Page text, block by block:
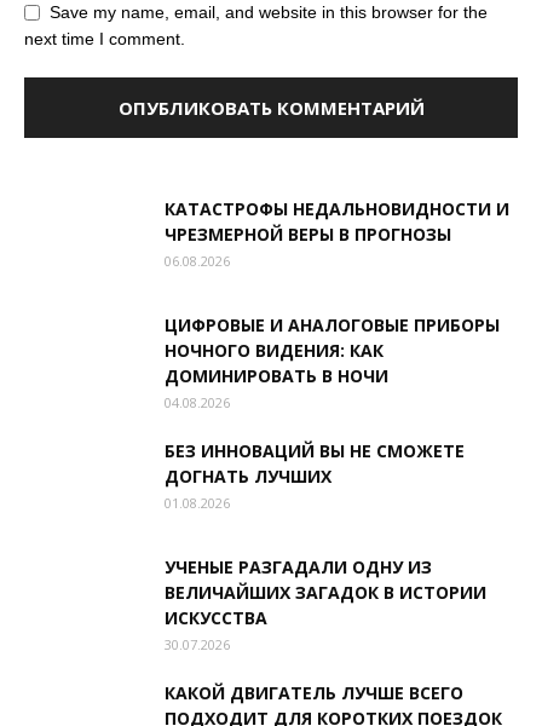
Save my name, email, and website in this browser for the
next time I comment.
КАТАСТРОФЫ НЕДАЛЬНОВИДНОСТИ И
ЧРЕЗМЕРНОЙ ВЕРЫ В ПРОГНОЗЫ
06.08.2026
ЦИФРОВЫЕ И АНАЛОГОВЫЕ ПРИБОРЫ
НОЧНОГО ВИДЕНИЯ: КАК
ДОМИНИРОВАТЬ В НОЧИ
04.08.2026
БЕЗ ИННОВАЦИЙ ВЫ НЕ СМОЖЕТЕ
ДОГНАТЬ ЛУЧШИХ
01.08.2026
УЧЕНЫЕ РАЗГАДАЛИ ОДНУ ИЗ
ВЕЛИЧАЙШИХ ЗАГАДОК В ИСТОРИИ
ИСКУССТВА
30.07.2026
КАКОЙ ДВИГАТЕЛЬ ЛУЧШЕ ВСЕГО
ПОДХОДИТ ДЛЯ КОРОТКИХ ПОЕЗДОК